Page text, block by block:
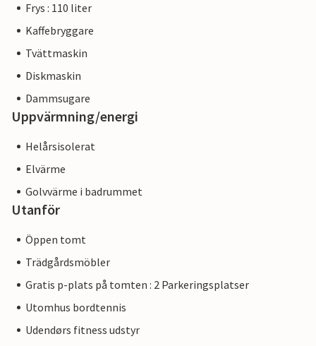
Frys : 110 liter
Kaffebryggare
Tvättmaskin
Diskmaskin
Dammsugare
Uppvärmning/energi
Helårsisolerat
Elvärme
Golvvärme i badrummet
Utanför
Öppen tomt
Trädgårdsmöbler
Gratis p-plats på tomten : 2 Parkeringsplatser
Utomhus bordtennis
Udendørs fitness udstyr